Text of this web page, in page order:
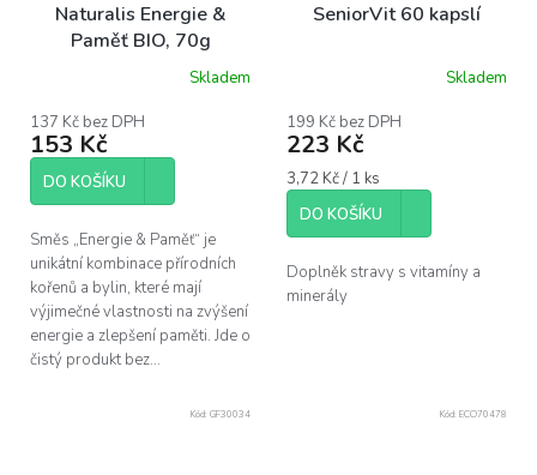
Naturalis Energie &
Paměť BIO, 70g
Skladem
137 Kč bez DPH
153 Kč
DO KOŠÍKU
Směs „Energie & Paměť“ je
unikátní kombinace přírodních
kořenů a bylin, které mají
výjimečné vlastnosti na zvýšení
energie a zlepšení paměti. Jde o
čistý produkt bez...
SeniorVit 60 kapslí
produktu
je
z
hvězdiček.
Skladem
199 Kč bez DPH
223 Kč
Měrná
cena:
3,72 Kč / 1 ks
DO KOŠÍKU
Doplněk stravy s vitamíny a
minerály
Kód: GF30034 Kód: ECO70478